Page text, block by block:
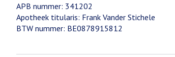
APB nummer: 341202
Apotheek titularis: Frank Vander Stichele
BTW nummer: BE0878915812